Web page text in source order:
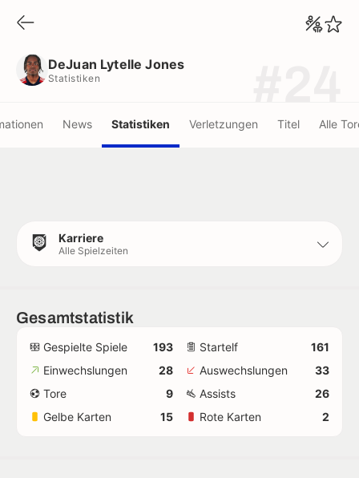
DeJuan Lytelle Jones
Statistiken
News Statistiken Verletzungen Titel Alle
Karriere
Alle Spielzeiten
Gesamtstatistik
Gespielte Spiele 193 Startelf
161
Einwechslungen
28 Auswechslungen
33
Tore
9 Assists
26
Gelbe Karten
15 Rote Karten 2